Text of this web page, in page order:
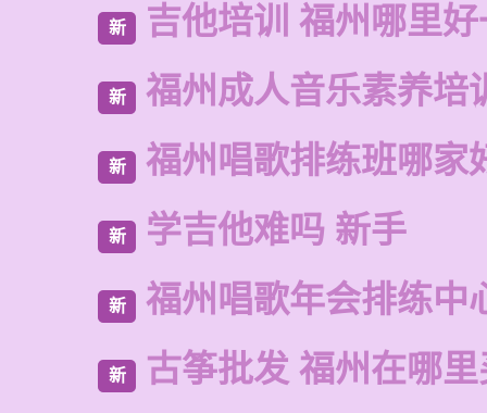
新 吉他培训 福州哪里
新 福州成人音乐素养培
新 福州唱歌排练班哪家
新 学吉他难吗 新手
新 福州唱歌年会排练中
新 古筝批发 福州在哪